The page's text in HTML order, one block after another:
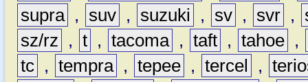
supra , suv , suzuki , sv , svr ,
sz/rz
, t , tacoma , taft , tahoe ,
tc , tempra , tepee , tercel ,